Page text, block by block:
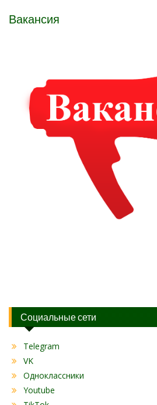
Вакансия
Социальные сети
Telegram
VK
Одноклассники
Youtube